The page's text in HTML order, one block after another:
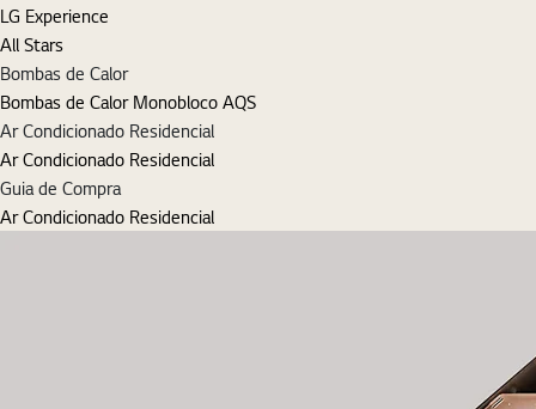
LG Experience
All Stars
Bombas de Calor
Bombas de Calor Monobloco AQS
Ar Condicionado Residencial
Ar Condicionado Residencial
Guia de Compra
Ar Condicionado Residencial